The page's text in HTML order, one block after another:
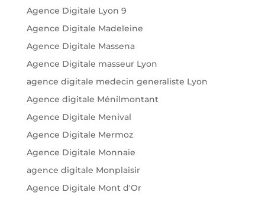
Agence Digitale Lyon 9
Agence Digitale Madeleine
Agence Digitale Massena
Agence Digitale masseur Lyon
agence digitale medecin generaliste Lyon
Agence digitale Ménilmontant
Agence Digitale Menival
Agence Digitale Mermoz
Agence Digitale Monnaie
agence digitale Monplaisir
Agence Digitale Mont d'Or